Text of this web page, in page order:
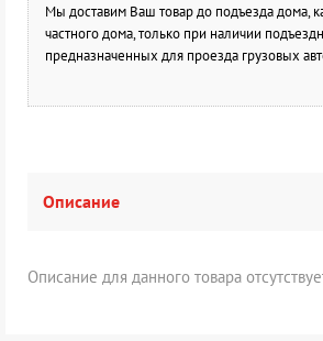
Мы доставим Ваш товар до подъезда дома,
частного дома, только при наличии
предназначенных для проезда грузовых
Описание
Описание для данного товара